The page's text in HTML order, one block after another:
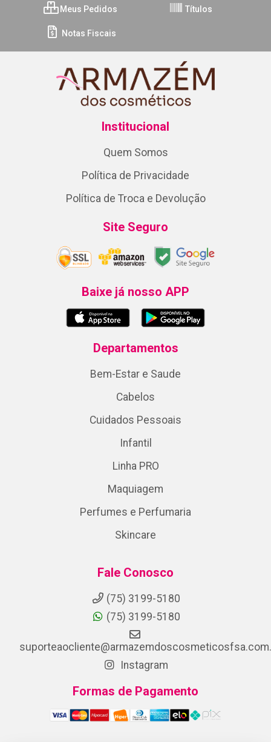
Meus Pedidos Títulos
Notas Fiscais
Institucional
Quem Somos
Política de Privacidade
Política de Troca e Devolução
Site Seguro
Baixe já nosso APP
Departamentos
Bem-Estar e Saude
Cabelos
Cuidados Pessoais
Infantil
Linha PRO
Maquiagem
Perfumes e Perfumaria
Skincare
Fale Conosco
(75) 3199-5180
(75) 3199-5180
Instagram
Formas de Pagamento